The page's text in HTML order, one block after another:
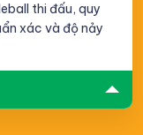
thi đấu, quy
xác và độ nảy